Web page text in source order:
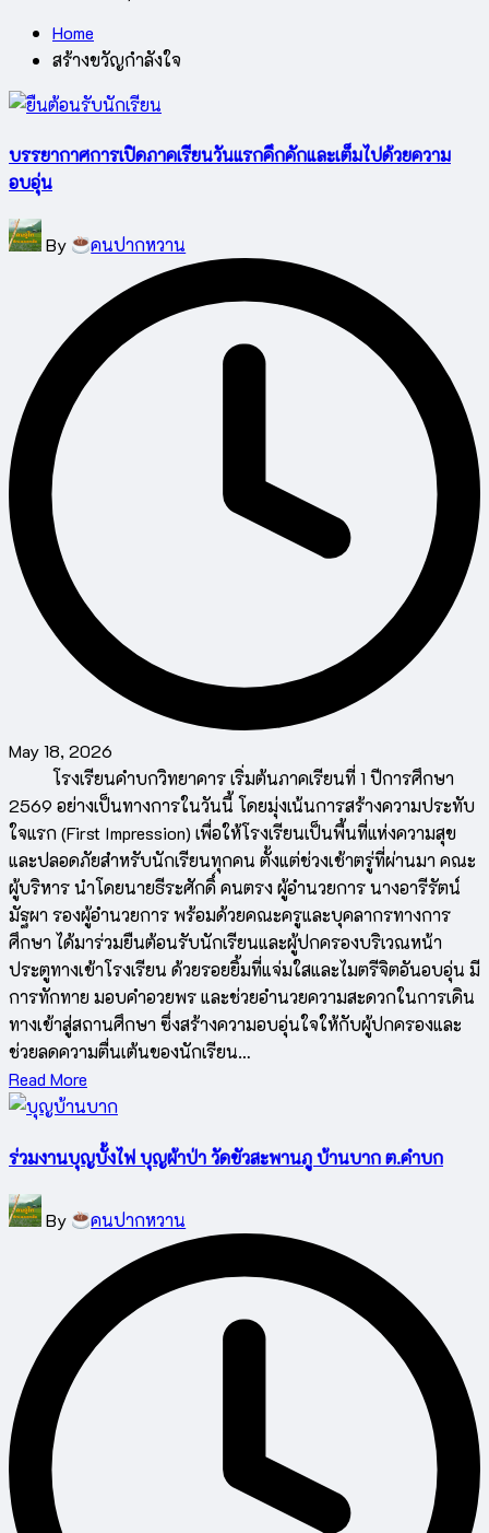
Home
สร้างขวัญกำลังใจ
บรรยากาศการเปิดภาคเรียนวันแรกคึกคักและเต็มไปด้วยความ
อบอุ่น
Posted
by
By คนปากหวาน
May 18, 2026
โรงเรียนคำบกวิทยาคาร เริ่มต้นภาคเรียนที่ 1 ปีการศึกษา
2569 อย่างเป็นทางการในวันนี้ โดยมุ่งเน้นการสร้างความประทับ
ใจแรก (First Impression) เพื่อให้โรงเรียนเป็นพื้นที่แห่งความสุข
และปลอดภัยสำหรับนักเรียนทุกคน ​ตั้งแต่ช่วงเช้าตรู่ที่ผ่านมา คณะ
ผู้บริหาร นำโดยนายธีระศักดิ์ คนตรง ผู้อำนวยการ นางอารีรัตน์
มัฐผา รองผู้อำนวยการ พร้อมด้วยคณะครูและบุคลากรทางการ
ศึกษา ได้มาร่วมยืนต้อนรับนักเรียนและผู้ปกครองบริเวณหน้า
ประตูทางเข้าโรงเรียน ด้วยรอยยิ้มที่แจ่มใสและไมตรีจิตอันอบอุ่น มี
การทักทาย มอบคำอวยพร และช่วยอำนวยความสะดวกในการเดิน
ทางเข้าสู่สถานศึกษา ซึ่งสร้างความอบอุ่นใจให้กับผู้ปกครองและ
ช่วยลดความตื่นเต้นของนักเรียน…
Read More
ร่วมงานบุญบั้งไฟ บุญผ้าป่า วัดขัวสะพานภู บ้านบาก ต.คำบก
Posted
by
By คนปากหวาน